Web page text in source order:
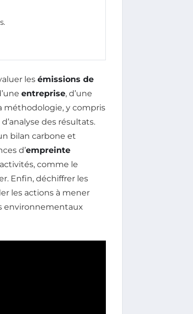
les émissions de
entreprise, d’une
méthodologie, y compris
des résultats.
bilan carbone et
d’empreinte
comme le
Enfin, déchiffrer les
les actions à mener
environnementaux